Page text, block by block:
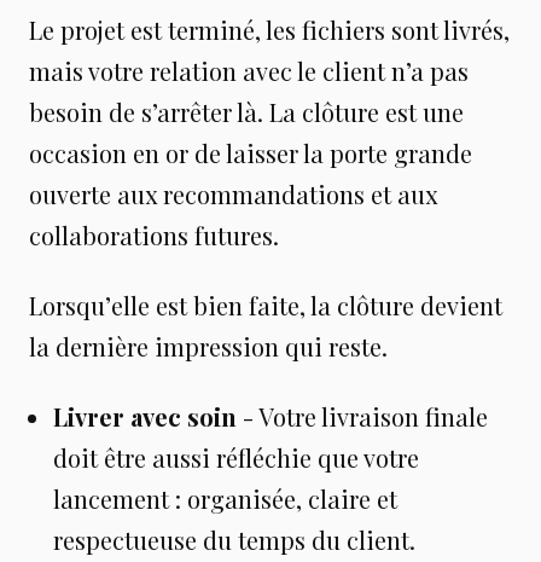
Le projet est terminé, les fichiers sont livrés,
mais votre relation avec le client n’a pas
besoin de s’arrêter là. La clôture est une
occasion en or de laisser la porte grande
ouverte aux recommandations et aux
collaborations futures.
Lorsqu’elle est bien faite, la clôture devient
la dernière impression qui reste.
Livrer avec soin - Votre livraison finale
doit être aussi réfléchie que votre
lancement : organisée, claire et
respectueuse du temps du client.